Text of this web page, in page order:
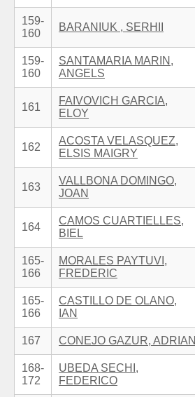
159-
160
BARANIUK , SERHII
159-
160
SANTAMARIA MARIN,
ANGELS
161
FAIVOVICH GARCIA,
ELOY
162
ACOSTA VELASQUEZ,
ELSIS MAIGRY
163
VALLBONA DOMINGO,
JOAN
164
CAMOS CUARTIELLES,
BIEL
165-
166
MORALES PAYTUVI,
FREDERIC
165-
166
CASTILLO DE OLANO,
IAN
167 CONEJO GAZUR, ADRIAN
168-
172
UBEDA SECHI,
FEDERICO